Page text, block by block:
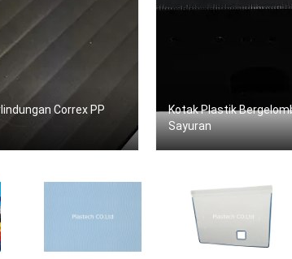
Correx PP
Kotak Plastik
Sayuran